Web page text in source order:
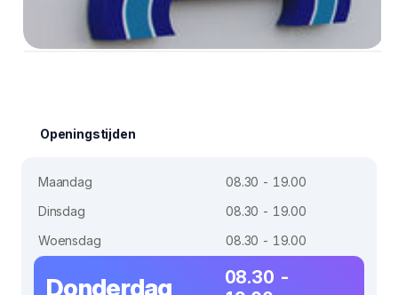
Openingstijden
Maandag
08.30 - 19.00
Dinsdag
08.30 - 19.00
Woensdag
08.30 - 19.00
Donderdag
08.30 -